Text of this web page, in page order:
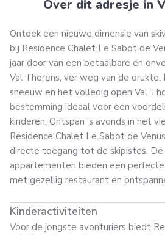
Over dit adresje in
Ontdek een nieuwe dimensie van
bij Residence Chalet Le Sabot de
jaar door van een betaalbare en
Val Thorens, ver weg van de
sneeuw en het volledig open Val
bestemming ideaal voor een
kinderen. Ontspan 's avonds in het
Residence Chalet Le Sabot de
directe toegang tot de skipistes.
appartementen bieden een
met gezellig restaurant en
Kinderactiviteiten
Voor de jongste avonturiers biedt